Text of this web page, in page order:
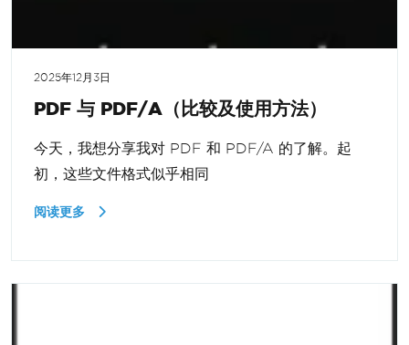
2025年12月3日
PDF 与 PDF/A（比较及使用方法）
今天，我想分享我对 PDF 和 PDF/A 的了解。起
初，这些文件格式似乎相同
阅读更多